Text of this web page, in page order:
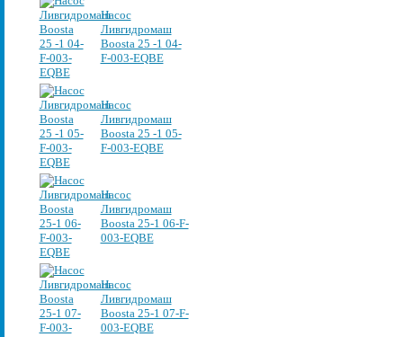
Насос
Ливгидромаш
Boosta 25 -1 04-
F-003-EQBE
Насос
Ливгидромаш
Boosta 25 -1 05-
F-003-EQBE
Насос
Ливгидромаш
Boosta 25-1 06-F-
003-EQBE
Насос
Ливгидромаш
Boosta 25-1 07-F-
003-EQBE